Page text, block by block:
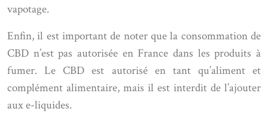
vapotage.
Enfin, il est important de noter que la consommation de
CBD n’est pas autorisée en France dans les produits à
fumer. Le CBD est autorisé en tant qu’aliment et
complément alimentaire, mais il est interdit de l’ajouter
aux e-liquides.